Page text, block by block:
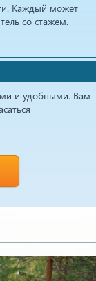
Каждый может
со стажем.
и удобными. Вам